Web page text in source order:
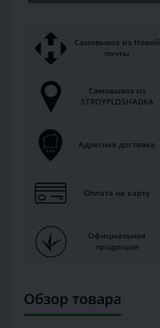
Самовывоз из Новой
почты
Самовывоз из
STROYPLOSHADKA
Адресная доставка
Оплата на карту
Официальная
продукция
Обзор товара